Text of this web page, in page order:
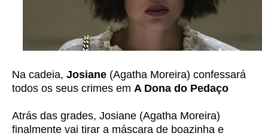
Na cadeia, Josiane (Agatha Moreira) confessará
todos os seus crimes em A Dona do Pedaço
Atrás das grades, Josiane (Agatha Moreira)
finalmente vai tirar a máscara de boazinha e